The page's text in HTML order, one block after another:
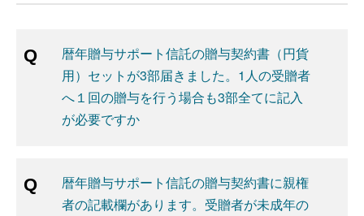
暦年贈与サポート信託の贈与契約書（円貨
用）セットが3部届きました。1人の受贈者
へ１回の贈与を行う場合も3部全てに記入
が必要ですか
暦年贈与サポート信託の贈与契約書に親権
者の記載欄があります。受贈者が未成年の